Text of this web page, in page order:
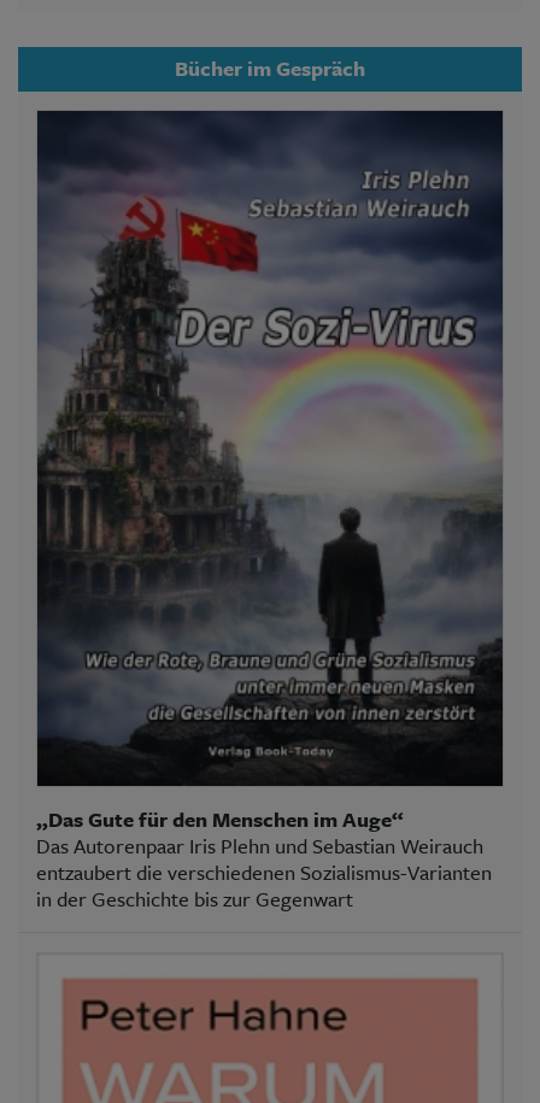
Bücher im Gespräch
„Das Gute für den Menschen im Auge“
Das Autorenpaar Iris Plehn und Sebastian Weirauch
entzaubert die verschiedenen Sozialismus-Varianten
in der Geschichte bis zur Gegenwart